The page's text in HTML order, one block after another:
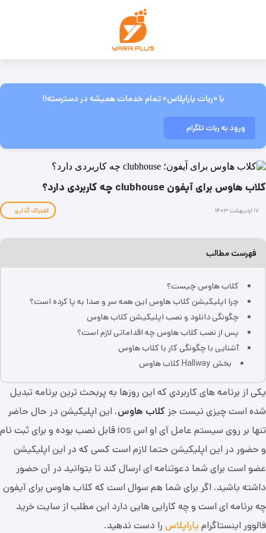
با «ربات یاراپلاس» تمام خدمات همیشه در دسترسته!!
ورود به ربات تلگرام
کلاب هاوس برای آیفون clubhouse چه کاربردی دارد؟
۱۷ اردیبهشت ۱۴۰۳ اشتراک گذاری
فهرست مطالب
کلاب هاوس چیست؟
چرا اپلیکیشن کلاب هاوس این همه سر و صدا به پا کرده است؟
چگونگی دانلود و نصب اپلیکیشن کلاب هاوس
پس از نصب کلاب هاوس چه اقداماتی لازم است؟
آشنایی با چگونگی کار با کلاب هاوس
بخش Hallway کلاب هاوس
یکی از برنامه های کاربردی که این روزها به پربحث ترین برنامه تبدیل
شده است چیزی نیست جز کلاب هاوس. این اپلیکیشن در حال حاضر
تنها بر روی سیستم عامل آی او اس ios قابل نصب بوده و برای ثبت نام
و حضور در این اپلیکیشن حتما لازم است کسی که در این اپلیکیشن
عضو است برای شما دعوتنامه ای ارسال کند تا بتوانید در آن حضور
داشته باشید. اگر برای شما هم سوال است که کلاب هاوس برای آیفون
چه برنامه ای است و چه کارایی هایی دارد این مطلب از سایت خرید
فالوور اینستاگرام یاراپلاس را دست ندهید.